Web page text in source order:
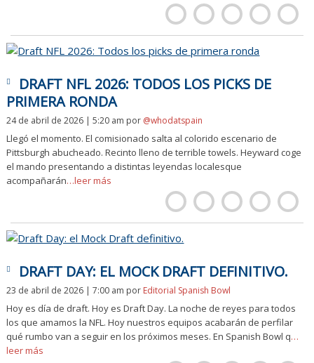
DRAFT NFL 2026: TODOS LOS PICKS DE
PRIMERA RONDA
24 de abril de 2026 | 5:20 am por @whodatspain
Llegó el momento. El comisionado salta al colorido escenario de
Pittsburgh abucheado. Recinto lleno de terrible towels. Heyward coge
el mando presentando a distintas leyendas localesque
acompañarán…leer más
DRAFT DAY: EL MOCK DRAFT DEFINITIVO.
23 de abril de 2026 | 7:00 am por Editorial Spanish Bowl
Hoy es día de draft. Hoy es Draft Day. La noche de reyes para todos
los que amamos la NFL. Hoy nuestros equipos acabarán de perfilar
qué rumbo van a seguir en los próximos meses. En Spanish Bowl q…
leer más